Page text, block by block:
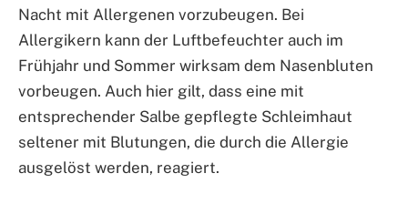
Nacht mit Allergenen vorzubeugen. Bei
Allergikern kann der Luftbefeuchter auch im
Frühjahr und Sommer wirksam dem Nasenbluten
vorbeugen. Auch hier gilt, dass eine mit
entsprechender Salbe gepflegte Schleimhaut
seltener mit Blutungen, die durch die Allergie
ausgelöst werden, reagiert.